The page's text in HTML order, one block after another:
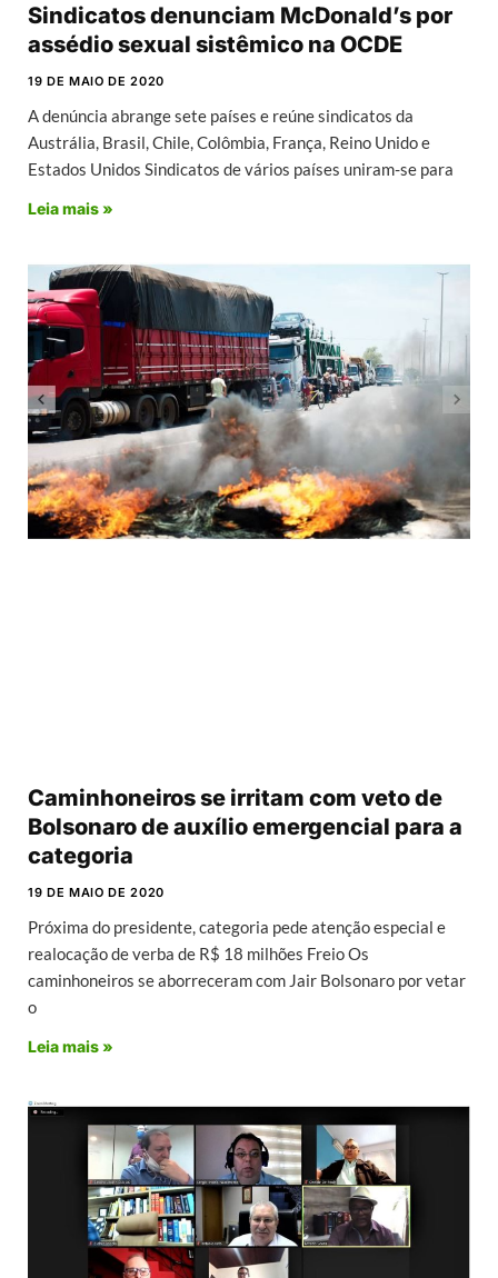
Sindicatos denunciam McDonald’s por
assédio sexual sistêmico na OCDE
19 DE MAIO DE 2020
A denúncia abrange sete países e reúne sindicatos da
Austrália, Brasil, Chile, Colômbia, França, Reino Unido e
Estados Unidos Sindicatos de vários países uniram-se para
Leia mais »
Caminhoneiros se irritam com veto de
Bolsonaro de auxílio emergencial para a
categoria
19 DE MAIO DE 2020
Próxima do presidente, categoria pede atenção especial e
realocação de verba de R$ 18 milhões Freio Os
caminhoneiros se aborreceram com Jair Bolsonaro por vetar
o
Leia mais »